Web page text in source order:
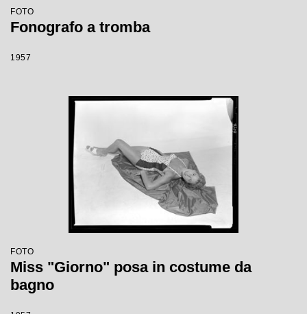
FOTO
Fonografo a tromba
1957
FOTO
Miss "Giorno" posa in costume da
bagno